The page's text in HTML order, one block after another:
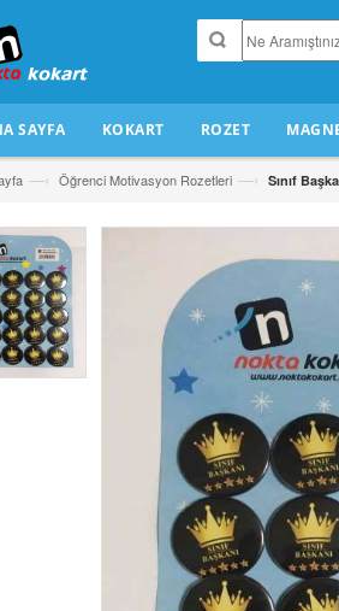
SAYFA KOKART ROZET
—› Öğrenci Motivasyon Rozetleri —› Sınıf